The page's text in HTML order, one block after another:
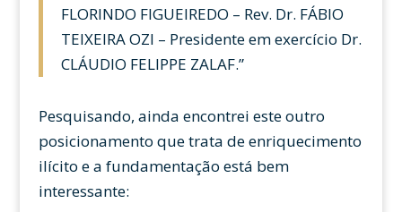
FLORINDO FIGUEIREDO – Rev. Dr. FÁBIO
TEIXEIRA OZI – Presidente em exercício Dr.
CLÁUDIO FELIPPE ZALAF.”
Pesquisando, ainda encontrei este outro
posicionamento que trata de enriquecimento
ilícito e a fundamentação está bem
interessante: